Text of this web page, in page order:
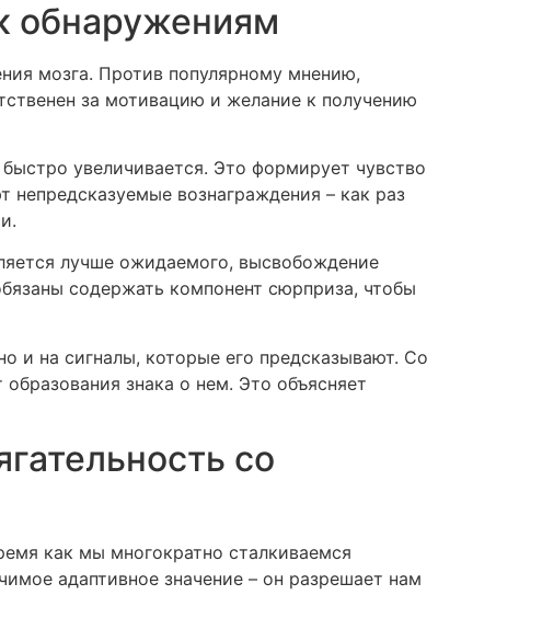
обнаружениям
мозга. Против популярному мнению,
за мотивацию и желание к получению
увеличивается. Это формирует чувство
вознаграждения – как раз
лучше ожидаемого, высвобождение
содержать компонент сюрприза, чтобы
и на сигналы, которые его предсказывают. Со
знака о нем. Это объясняет
со
как мы многократно сталкиваемся
адаптивное значение – он разрешает нам